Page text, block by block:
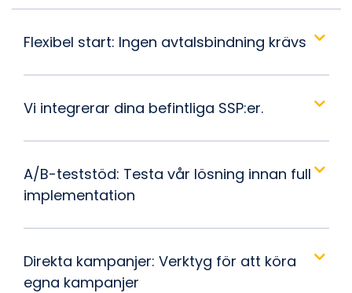
Flexibel start: Ingen avtalsbindning krävs
Vi integrerar dina befintliga SSP:er.
A/B-teststöd: Testa vår lösning innan full
implementation
Direkta kampanjer: Verktyg för att köra
egna kampanjer